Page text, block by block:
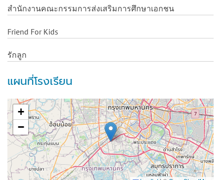
สำนักงานคณะกรรมการส่งเสริมการศึกษาเอกชน
Friend For Kids
รักลูก
แผนที่โรงเรียน
+
−